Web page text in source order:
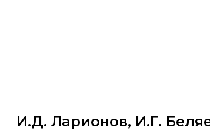
И.Д. Ларионов, И.Г.